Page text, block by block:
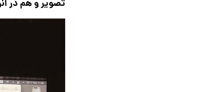
تصویر و هم در